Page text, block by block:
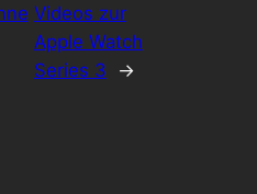
Videos zur
Apple Watch
Series 3
→